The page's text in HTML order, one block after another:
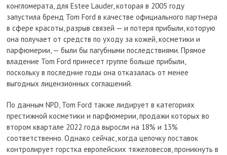
конгломерата, для Estee Lauder, которая в 2005 году
запустила бренд Tom Ford в качестве официального партнера
в сфере красоты, разрыв связей — и потеря прибыли, которую
она получает от средств по уходу за кожей, косметики и
парфюмерии, — были бы пагубными последствиями. Прямое
владение Tom Ford принесет группе больше прибыли,
поскольку в последние годы она отказалась от менее
выгодных лицензионных соглашений.
По данным NPD, Tom Ford также лидирует в категориях
престижной косметики и парфюмерии, продажи которых во
втором квартале 2022 года выросли на 18% и 13%
соответственно. Однако сейчас, когда цепочку поставок
контролирует горстка европейских тяжеловесов, проникнуть в